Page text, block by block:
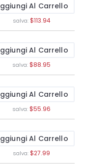
Aggiungi Al Carrello
salva:$113.94
Aggiungi Al Carrello
salva:$88.95
Aggiungi Al Carrello
salva:$55.96
Aggiungi Al Carrello
salva:$27.99